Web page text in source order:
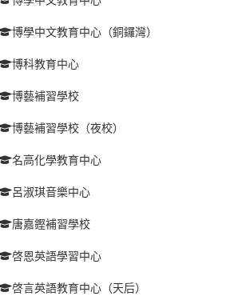
博學中文教育中心（銅鑼灣）
博科教育中心
博藝補習學校
博藝補習學校（夜校）
名高化學教育中心
呂淑琪音樂中心
唐嘉鏗補習學校
啓恩英語學習中心
啓言英語教育中心（天后）